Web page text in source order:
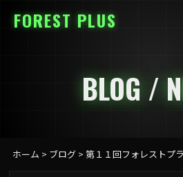
FOREST PLUS
BLOG /
ホーム > ブログ> 第１１回フォレストプ